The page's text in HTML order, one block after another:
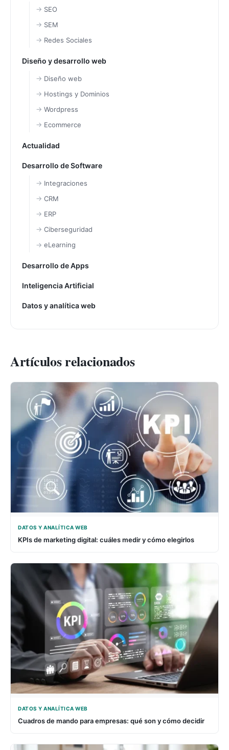
SEO
SEM
Redes Sociales
Diseño y desarrollo web
Diseño web
Hostings y Dominios
Wordpress
Ecommerce
Actualidad
Desarrollo de Software
Integraciones
CRM
ERP
Ciberseguridad
eLearning
Desarrollo de Apps
Inteligencia Artificial
Datos y analítica web
Artículos relacionados
DATOS Y ANALÍTICA WEB
KPIs de marketing digital: cuáles medir y cómo elegirlos
DATOS Y ANALÍTICA WEB
Cuadros de mando para empresas: qué son y cómo decidir